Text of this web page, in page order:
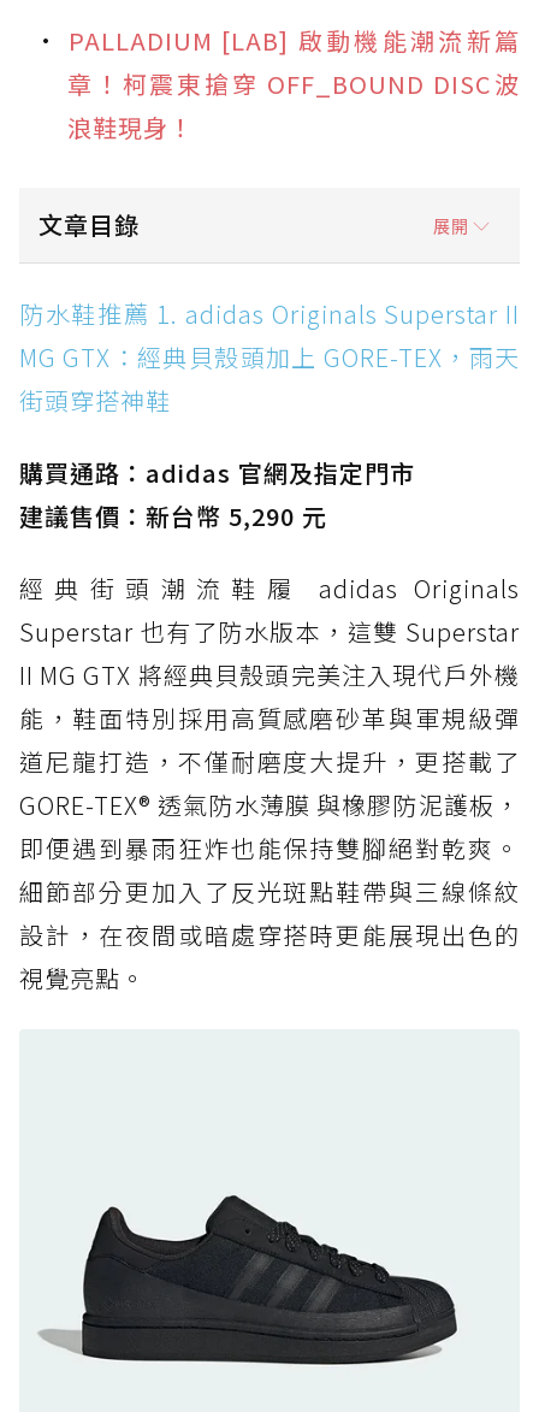
PALLADIUM [LAB] 啟動機能潮流新篇
章！柯震東搶穿 OFF_BOUND DISC波
浪鞋現身！
文章目錄 展開
防水鞋推薦 1. adidas Originals Superstar II
MG GTX：經典貝殼頭加上 GORE-TEX，雨天街
頭穿搭神鞋
防水鞋推薦 2. New Balance Hierro v9 GORE-
防水鞋推薦 3. Nike Dunk Low GORE-TEX：
經典 Dunk 輪廓加上防水科技，雨天穿搭帥度不
打折
防水鞋推薦 4. ASICS TRABUCO 14 GTX：搭
載 GORE-TEX 隱形貼合科技，全方位防水神鞋
防水鞋推薦 5. Salomon XT-6 GORE-TEX：潮
人必備山系鞋王！防滑、防水與街頭顏值一次攻
頂
防水鞋推薦 6. HOKA Stinson Evo GTX：越野
復刻厚底，GORE-TEX 防水與增高神器一次滿
黃靴同級頂級防水，輕量化工裝健走鞋雨天必備
防水鞋推薦 7. Timberland Motion Access：
黃靴同級頂級防水，輕量化工裝健走鞋雨天必備
防水鞋推薦 10. PUMA Voyage NITRO™ 4
GORE-TEX：氮氣中底注入，回彈與防滑兼具的
全天候越野跑鞋
防水鞋推薦 11. On Cloudhorizon 2 WP：腳
感軟彈、搭載 Missiongrip™ 的防水輕越野鞋
防水鞋推薦 1. adidas Originals Superstar II
MG GTX：經典貝殼頭加上 GORE-TEX，雨天
街頭穿搭神鞋
購買通路：adidas 官網及指定門市
建議售價：新台幣 5,290 元
經典街頭潮流鞋履 adidas Originals
Superstar 也有了防水版本，這雙 Superstar
II MG GTX 將經典貝殼頭完美注入現代戶外機
能，鞋面特別採用高質感磨砂革與軍規級彈
道尼龍打造，不僅耐磨度大提升，更搭載了
GORE-TEX® 透氣防水薄膜 與橡膠防泥護板，
即便遇到暴雨狂炸也能保持雙腳絕對乾爽。
細節部分更加入了反光斑點鞋帶與三線條紋
設計，在夜間或暗處穿搭時更能展現出色的
視覺亮點。